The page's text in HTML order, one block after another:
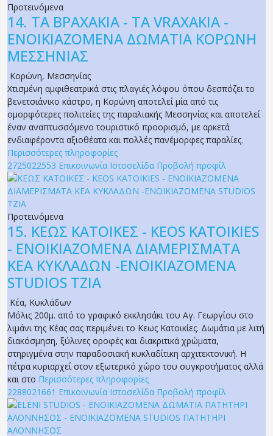
Προτεινόμενα
14. ΤΑ ΒΡΑΧΑΚΙΑ - TA VRAXAKIA -
ΕΝΟΙΚΙΑΖΟΜΕΝΑ ΔΩΜΑΤΙΑ ΚΟΡΩΝΗ
ΜΕΣΣΗΝΙΑΣ
Κορώνη, Μεσσηνίας
Χτισμένη αμφιθεατρικά στις πλαγιές λόφου όπου δεσπόζει το
βενετσιάνικο κάστρο, η Κορώνη αποτελεί μία από τις
ομορφότερες πολιτείες της παραλιακής Μεσσηνίας και αποτελεί
έναν αναπτυσσόμενο τουριστικό προορισμό, με αρκετά
ενδιαφέροντα αξιοθέατα και πολλές πανέμορφες παραλίες.
Περισσότερες πληροφορίες
2725022553 Επικοινωνία Ιστοσελίδα Προβολή προφίλ
Προτεινόμενα
15. ΚΕΩΣ ΚΑΤΟΙΚΕΣ - KEOS KATOIKIES
- ΕΝΟΙΚΙΑΖΟΜΕΝΑ ΔΙΑΜΕΡΙΣΜΑΤΑ
ΚΕΑ ΚΥΚΛΑΔΩΝ -ΕΝΟΙΚΙΑΖΟΜΕΝΑ
STUDIOS ΤΖΙΑ
Κέα, Κυκλάδων
Μόλις 200μ. από το γραφικό εκκλησάκι του Αγ. Γεωργίου στο
λιμάνι της Κέας σας περιμένει το Κεως Κατοικίες. Δωμάτια με λιτή
διακόσμηση, ξύλινες οροφές και διακριτικά χρώματα,
στηριγμένα στην παραδοσιακή κυκλαδίτικη αρχιτεκτονική. Η
πέτρα κυριαρχεί στον εξωτερικό χώρο του συγκροτήματος αλλά
και στο Περισσότερες πληροφορίες
2288021661 Επικοινωνία Ιστοσελίδα Προβολή προφίλ